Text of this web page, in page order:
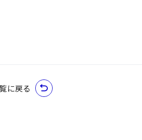
に戻る